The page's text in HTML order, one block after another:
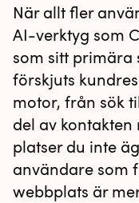
När allt fler
AI-verktyg som
som sitt primära
förskjuts
motor, från sök
del av
platser du inte
användare som
webbplats är